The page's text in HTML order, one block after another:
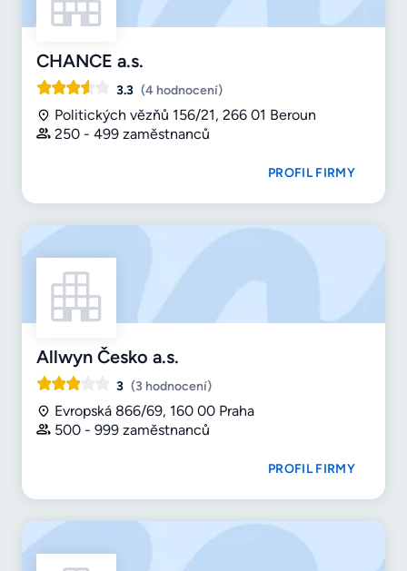
CHANCE a.s.
3.3 (4 hodnocení)
Politických vězňů 156/21, 266 01 Beroun
250 - 499 zaměstnanců
PROFIL FIRMY
Allwyn Česko a.s.
3 (3 hodnocení)
Evropská 866/69, 160 00 Praha
500 - 999 zaměstnanců
PROFIL FIRMY